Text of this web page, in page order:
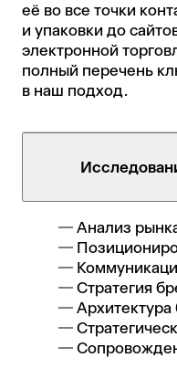
её во все точки
и упаковки до
электронной
полный перечень
в наш подход.
Анализ
Стратегия
Архитектура